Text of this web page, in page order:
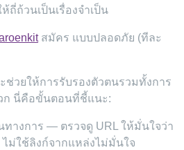
ถี่ถ้วนเป็นเรื่องจำเป็น
สมัคร แบบปลอดภัย (ทีละ
วยให้การรับรองตัวตนรวมทั้งการ
ก นี่คือขั้นตอนที่ชี้แนะ:
ทางการ — ตรวจดู URL ให้มั่นใจว่า
ม่ใช้ลิงก์จากแหล่งไม่มั่นใจ